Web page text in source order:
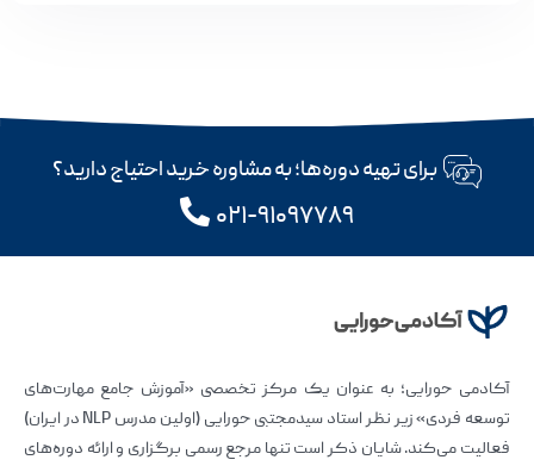
برای تهیه دوره‌ها؛ به مشاوره خرید احتیاج دارید؟
۰۲۱-۹۱۰۹۷۷۸۹
آکادمی حورایی؛ به عنوان یک مرکز تخصصی «آموزش جامع مهارت‌های
توسعه فردی» زیر نظر استاد سیدمجتبی حورایی (اولین مدرس NLP در ایران)
فعالیت می‌کند. شایان ذکر است تنها مرجع رسمی برگزاری و ارائه دوره‌های